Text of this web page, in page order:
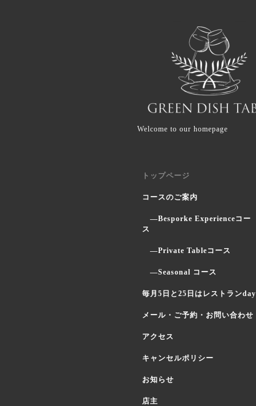
Welcome to our homepage
トップページ
コースのご案内
―Besporke Experienceコー
ス
―Private Tableコース
―Seasonal コース
毎月5日と25日はレストランday
メール・ご予約・お問い合わせ
アクセス
キャンセルポリシー
お知らせ
店主